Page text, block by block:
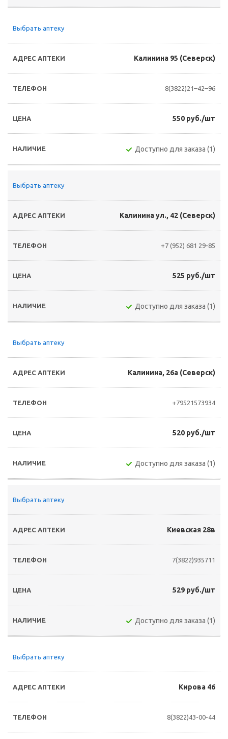
Выбрать аптеку
Калинина 95 (Северск)
8(3822)21–42–96
550 руб./шт
Доступно для заказа (1)
Выбрать аптеку
Калинина ул., 42 (Северск)
+7 (952) 681 29-85
525 руб./шт
Доступно для заказа (1)
Выбрать аптеку
Калинина, 26а (Северск)
+79521573934
520 руб./шт
Доступно для заказа (1)
Выбрать аптеку
Киевская 28в
7(3822)935711
529 руб./шт
Доступно для заказа (1)
Выбрать аптеку
Кирова 46
8(3822)43-00-44